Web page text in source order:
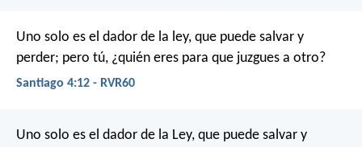
Uno solo es el dador de la ley, que puede salvar y
perder; pero tú, ¿quién eres para que juzgues a otro?
Santiago 4:12 - RVR60
Uno solo es el dador de la Ley, que puede salvar y